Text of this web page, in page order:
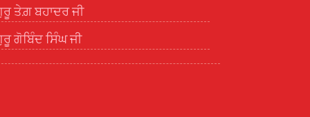
ਤੇਗ਼ ਬਹਾਦਰ ਜੀ
ਗੋਬਿੰਦ ਸਿੰਘ ਜੀ